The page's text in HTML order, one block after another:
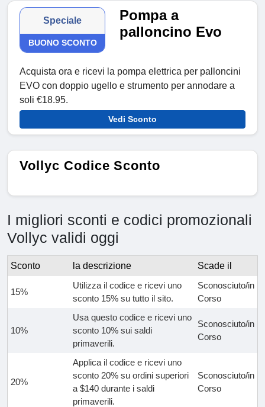
Speciale
BUONO SCONTO
Pompa a
palloncino Evo
Acquista ora e ricevi la pompa elettrica per palloncini
EVO con doppio ugello e strumento per annodare a
soli €18.95.
Vedi Sconto
Vollyc Codice Sconto
I migliori sconti e codici promozionali
Vollyc validi oggi
Sconto la descrizione Scade il
15%
Utilizza il codice e ricevi uno
sconto 15% su tutto il sito.
Sconosciuto/in
Corso
10%
Usa questo codice e ricevi uno
sconto 10% sui saldi
primaverili.
Sconosciuto/in
Corso
20%
Applica il codice e ricevi uno
sconto 20% su ordini superiori
a $140 durante i saldi
primaverili.
Sconosciuto/in
Corso